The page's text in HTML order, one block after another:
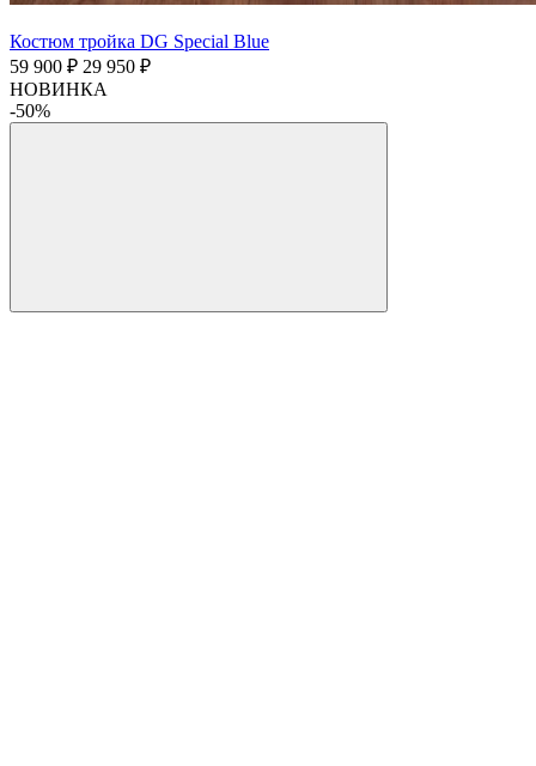
Костюм тройка DG Special Blue
59 900 ₽ 29 950 ₽
НОВИНКА
-50%